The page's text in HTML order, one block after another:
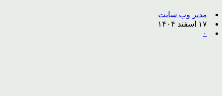
مدیر وب سایت
۱۷ اسفند ۱۴۰۴
۰